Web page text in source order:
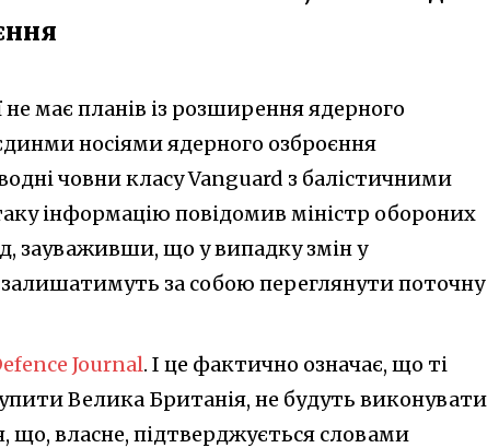
має планів із розширення ядерного
носіями ядерного озброєння
човни класу Vanguard з балістичними
інформацію повідомив міністр обороних
зауваживши, що у випадку змін у
за собою переглянути поточну
Journal. І це фактично означає, що ті
Велика Британія, не будуть виконувати
що, власне, підтверджується словами